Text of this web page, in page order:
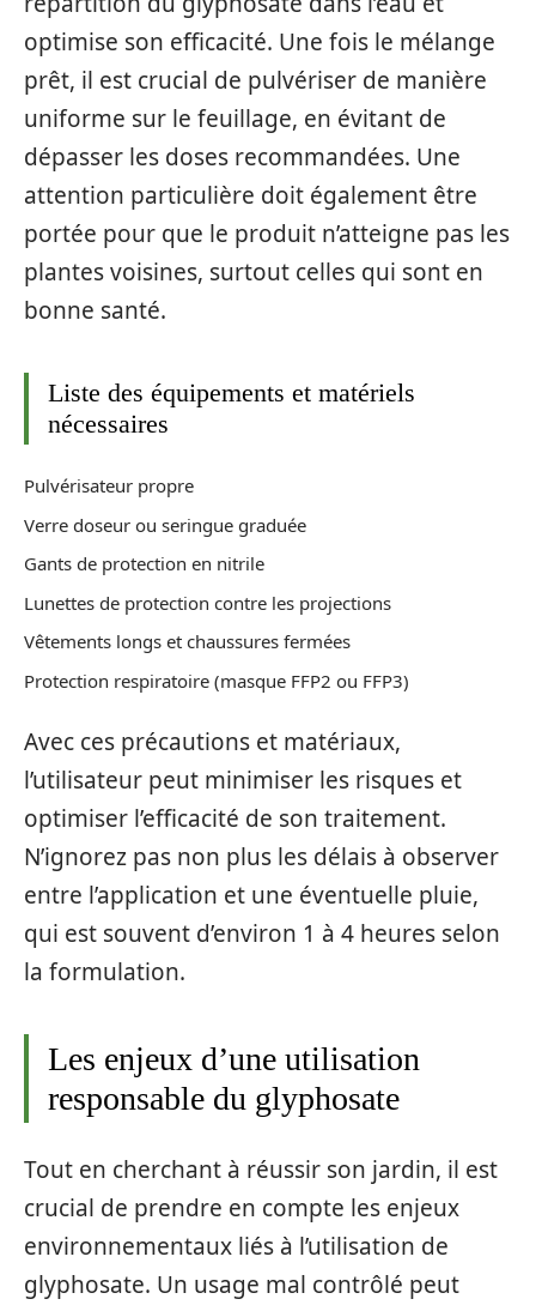
optimise son efficacité. Une fois le mélange
prêt, il est crucial de pulvériser de manière
uniforme sur le feuillage, en évitant de
dépasser les doses recommandées. Une
attention particulière doit également être
portée pour que le produit n’atteigne pas les
plantes voisines, surtout celles qui sont en
bonne santé.
Liste des équipements et matériels
nécessaires
Pulvérisateur propre
Verre doseur ou seringue graduée
Gants de protection en nitrile
Lunettes de protection contre les projections
Vêtements longs et chaussures fermées
Protection respiratoire (masque FFP2 ou FFP3)
Avec ces précautions et matériaux,
l’utilisateur peut minimiser les risques et
optimiser l’efficacité de son traitement.
N’ignorez pas non plus les délais à observer
entre l’application et une éventuelle pluie,
qui est souvent d’environ 1 à 4 heures selon
la formulation.
Les enjeux d’une utilisation
responsable du glyphosate
Tout en cherchant à réussir son jardin, il est
crucial de prendre en compte les enjeux
environnementaux liés à l’utilisation de
glyphosate. Un usage mal contrôlé peut